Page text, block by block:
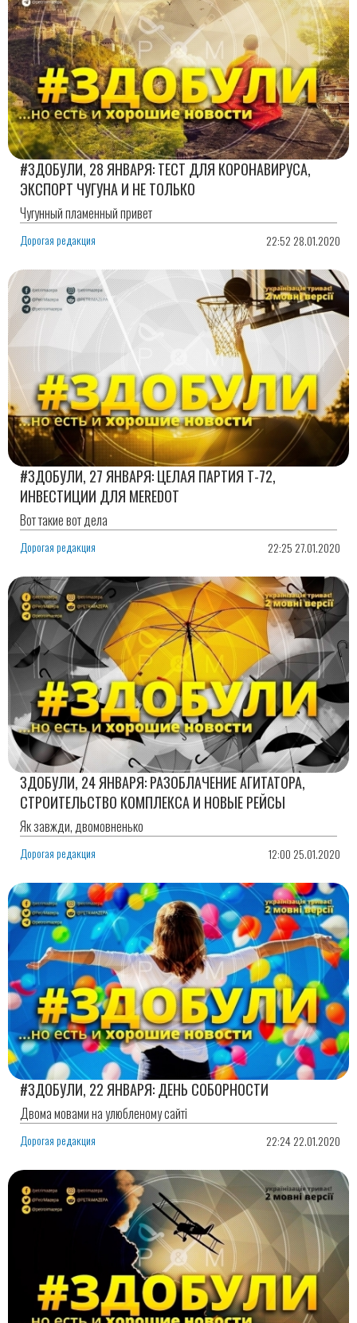
#ЗДОБУЛИ, 28 ЯНВАРЯ: ТЕСТ ДЛЯ КОРОНАВИРУСА,
ЭКСПОРТ ЧУГУНА И НЕ ТОЛЬКО
Чугунный пламенный привет
Дорогая редакция 22:52 28.01.2020
#ЗДОБУЛИ, 27 ЯНВАРЯ: ЦЕЛАЯ ПАРТИЯ Т-72,
ИНВЕСТИЦИИ ДЛЯ MEREDOT
Вот такие вот дела
Дорогая редакция 22:25 27.01.2020
ЗДОБУЛИ, 24 ЯНВАРЯ: РАЗОБЛАЧЕНИЕ АГИТАТОРА,
СТРОИТЕЛЬСТВО КОМПЛЕКСА И НОВЫЕ РЕЙСЫ
Як завжди, двомовненько
Дорогая редакция 12:00 25.01.2020
#ЗДОБУЛИ, 22 ЯНВАРЯ: ДЕНЬ СОБОРНОСТИ
Двома мовами на улюбленому сайті
Дорогая редакция 22:24 22.01.2020